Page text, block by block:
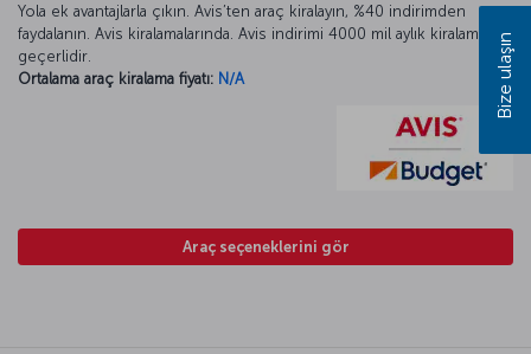
Yola ek avantajlarla çıkın. Avis’ten araç kiralayın, %40 indirimden
faydalanın. Avis kiralamalarında. Avis indirimi 4000 mil aylık kiralamada
geçerlidir.
Ortalama araç kiralama fiyatı: N/A
Araç seçeneklerini gör
Bize ulaşın